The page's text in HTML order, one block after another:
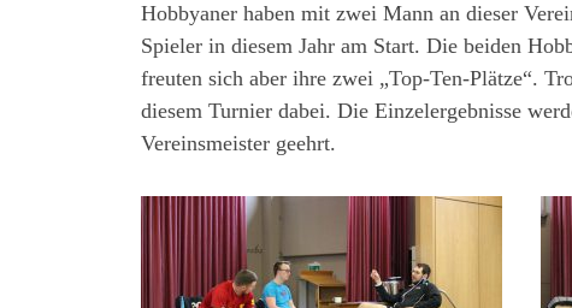
Hobbyaner haben mit zwei Mann an dieser
Spieler in diesem Jahr am Start. Die beiden
freuten sich aber ihre zwei „Top-Ten-Plätze“.
diesem Turnier dabei. Die Einzelergebnisse
Vereinsmeister geehrt.